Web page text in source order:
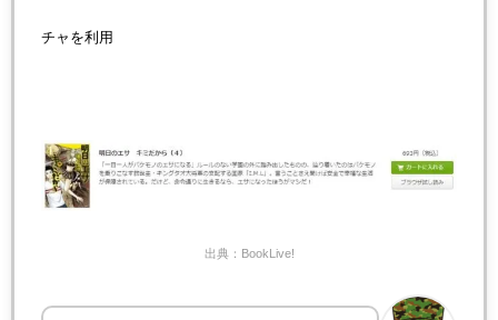
チャを利用
出典：BookLive!